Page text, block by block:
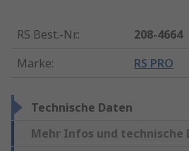
RS Best.-Nr.:
208-4664
Marke: RS PRO
Technische Daten
Mehr Infos und technische